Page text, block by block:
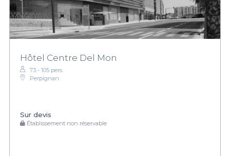
Hôtel Centre Del Mon
73 - 105 pers.
Perpignan
Sur devis
Établissement non réservable